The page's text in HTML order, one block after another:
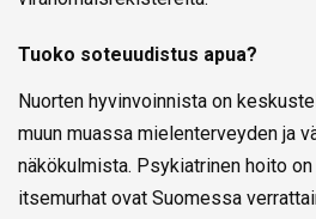
Tuoko soteuudistus apua?
Nuorten hyvinvoinnista on
muun muassa mielenterveyden ja
näkökulmista. Psykiatrinen hoito on
itsemurhat ovat Suomessa